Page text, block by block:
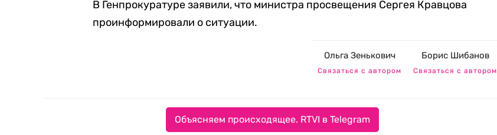
В Генпрокуратуре заявили, что министра просвещения Сергея Кравцова
проинформировали о ситуации.
Ольга Зенькович
Связаться с автором
Борис Шибанов
Связаться с автором
Объясняем происходящее. RTVI в Telegram